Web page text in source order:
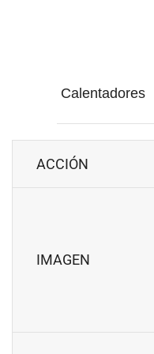
Calentadores
ACCIÓN
IMAGEN